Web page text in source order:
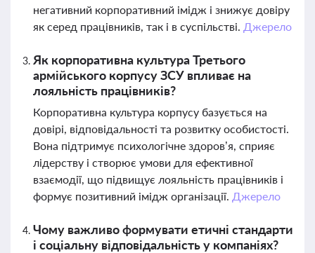
негативний корпоративний імідж і знижує довіру
як серед працівників, так і в суспільстві. Джерело
Як корпоративна культура Третього
армійського корпусу ЗСУ впливає на
лояльність працівників?
Корпоративна культура корпусу базується на
довірі, відповідальності та розвитку особистості.
Вона підтримує психологічне здоров’я, сприяє
лідерству і створює умови для ефективної
взаємодії, що підвищує лояльність працівників і
формує позитивний імідж організації. Джерело
Чому важливо формувати етичні стандарти
і соціальну відповідальність у компаніях?